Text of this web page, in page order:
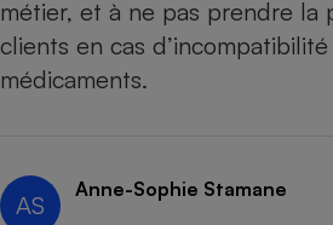
métier, et à ne pas prendre la
clients en cas d’
médicaments.
AS
Anne-Sophie Stamane